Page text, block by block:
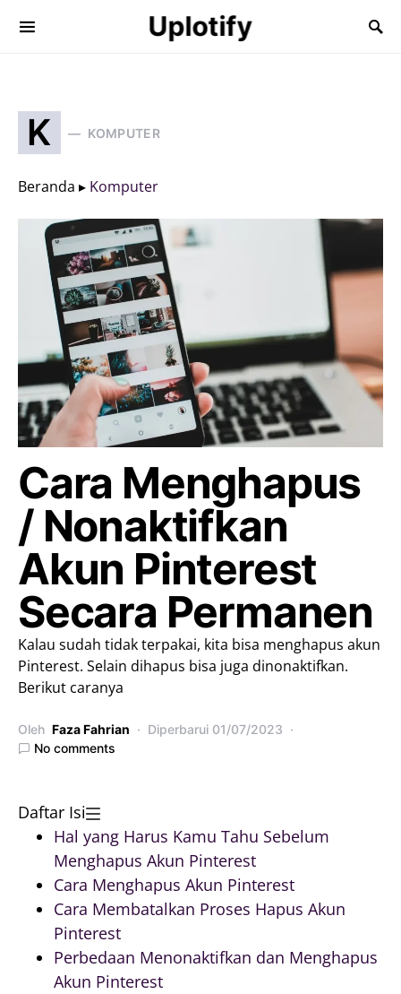
Uplotify
K KOMPUTER
Beranda ▸ Komputer
Cara Menghapus
/ Nonaktifkan
Akun Pinterest
Secara Permanen
Kalau sudah tidak terpakai, kita bisa menghapus akun
Pinterest. Selain dihapus bisa juga dinonaktifkan.
Berikut caranya
Oleh Faza Fahrian Diperbarui 01/07/2023
No comments
Daftar Isi
Hal yang Harus Kamu Tahu Sebelum
Menghapus Akun Pinterest
Cara Menghapus Akun Pinterest
Cara Membatalkan Proses Hapus Akun
Pinterest
Perbedaan Menonaktifkan dan Menghapus
Akun Pinterest